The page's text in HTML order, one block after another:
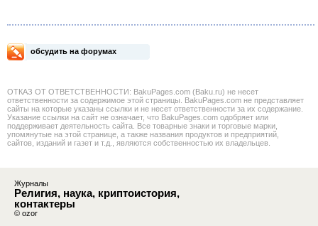
обсудить на форумах
ОТКАЗ ОТ ОТВЕТСТВЕННОСТИ: BakuPages.com (Baku.ru) не несет
ответственности за содержимое этой страницы. BakuPages.com не представляет
сайты на которые указаны ссылки и не несет ответственности за их содержание.
Указание ссылки на сайт не означает, что BakuPages.com одобряет или
поддерживает деятельность сайта. Все товарные знаки и торговые марки,
упомянутые на этой странице, а также названия продуктов и предприятий,
сайтов, изданий и газет и т.д., являются собственностью их владельцев.
Журналы
Религия, наука, криптоистория,
контактеры
© ozor